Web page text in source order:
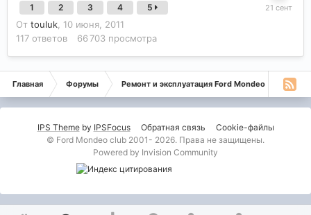
1 2 3 4 5
От touluk 10 июня, 2011
117 ответов 66 703 просмотра
Главная Форумы Ремонт и эксплуатация Ford Mondeo
IPS Themeby IPSFocus Обратная связь
Cookie-файлы
© Ford Mondeo club 2001- 2026. Права не защищены.
Powered by Invision Community